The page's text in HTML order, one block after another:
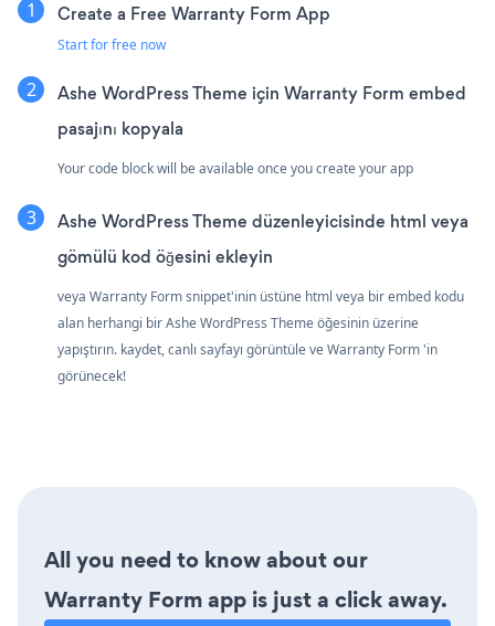
Create a Free Warranty Form App
Start for free now
Ashe WordPress Theme için Warranty Form embed
pasajını kopyala
Your code block will be available once you create your app
Ashe WordPress Theme düzenleyicisinde html veya
gömülü kod öğesini ekleyin
veya Warranty Form snippet'inin üstüne html veya bir embed kodu
alan herhangi bir Ashe WordPress Theme öğesinin üzerine
yapıştırın. kaydet, canlı sayfayı görüntüle ve Warranty Form 'in
görünecek!
All you need to know about our
Warranty Form app is just a click away.